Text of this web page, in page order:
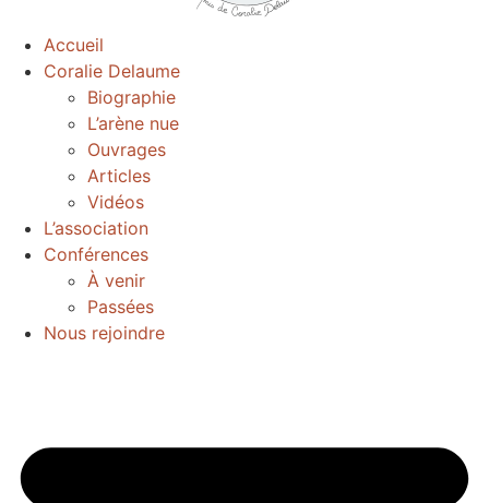
Accueil
Coralie Delaume
Biographie
L’arène nue
Ouvrages
Articles
Vidéos
L’association
Conférences
À venir
Passées
Nous rejoindre